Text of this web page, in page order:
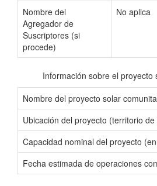
Nombre del
Agregador de
Suscriptores (si
procede)
No aplica
Información sobre el proyecto
Nombre del proyecto solar
Ubicación del proyecto (territorio
Capacidad nominal del proyecto
Fecha estimada de operaciones